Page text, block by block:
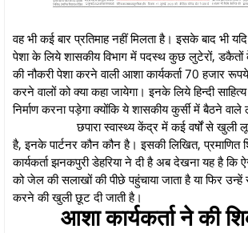
वह भी कई बार प्रतिमाह नहीं मिलता है। इसके बाद भी
पेशा के लिये शासकीय विभाग में पदस्थ कुछ लुटेरों, डकैतों
की नौकरी पेशा करने वाली आशा कार्यकर्ता 70 हजार
करने वालों को क्या कहा जायेगा। इनके लिये हिन्दी
निर्माण करना पड़ेगा क्योंकि ये शासकीय कुर्सी में बैठने
छपारा स्वास्थ्य केंद्र में कई वर्षों से खुली
है, इनके पार्टनर कौन कौन है। इसकी लिखित, प्रमाणित
कार्यकर्ता झनकपुरी डेहरिया ने दी है अब देखना यह है
को जेल की सलाखों की पीछे पहुंचाया जाता है या फिर
करने की खुली छूट दी जाती है।
आशा कार्यकर्ता ने की